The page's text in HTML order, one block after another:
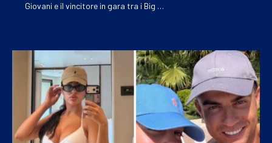
Giovani e il vincitore in gara tra i Big …